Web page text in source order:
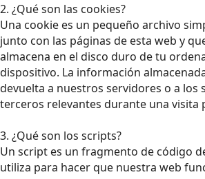
2. ¿Qué son las cookies?
Una cookie es un pequeño archivo
junto con las páginas de esta web y
almacena en el disco duro de tu
dispositivo. La información
devuelta a nuestros servidores o a los
terceros relevantes durante una visita
3. ¿Qué son los scripts?
Un script es un fragmento de código
utiliza para hacer que nuestra web